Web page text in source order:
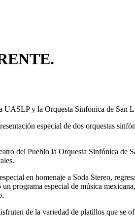
UASLP y la Orquesta Sinfónica de San
especial de dos orquestas
del Pueblo la Orquesta Sinfónica de
en homenaje a Soda Stereo,
programa especial de música
de la variedad de platillos que se